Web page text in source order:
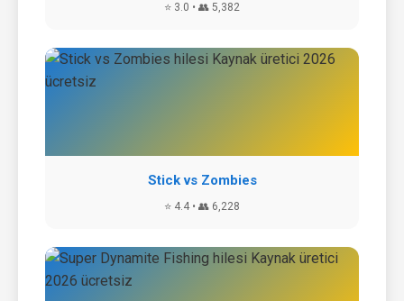
⭐ 3.0 • 👥 5,382
Stick vs Zombies
⭐ 4.4 • 👥 6,228